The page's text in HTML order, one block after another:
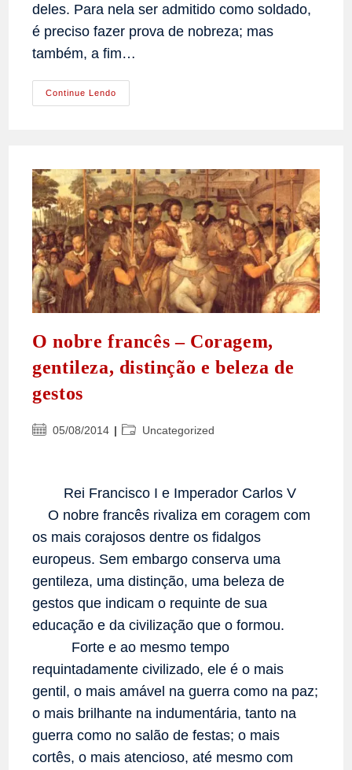
deles. Para nela ser admitido como soldado,
é preciso fazer prova de nobreza; mas
também, a fim…
Continue Lendo
Entre
Ideal
Cristão
O nobre francês – Coragem,
gentileza, distinção e beleza de
gestos
Post05/08/2014
Categoria
Uncategorized
Rei Francisco I e Imperador Carlos V
O nobre francês rivaliza em coragem com
os mais corajosos dentre os fidalgos
europeus. Sem embargo conserva uma
gentileza, uma distinção, uma beleza de
gestos que indicam o requinte de sua
educação e da civilização que o formou.
Forte e ao mesmo tempo
requintadamente civilizado, ele é o mais
gentil, o mais amável na guerra como na paz;
o mais brilhante na indumentária, tanto na
guerra como no salão de festas; o mais
cortês, o mais atencioso, até mesmo com